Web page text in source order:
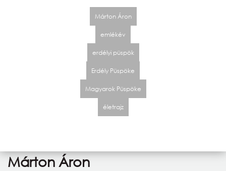
Márton Áron
emlékév
erdélyi püspök
Erdély Püspöke
Magyarok Püspöke
életrajz
Márton Áron